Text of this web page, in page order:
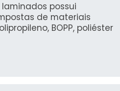
possui
de materiais
BOPP, poliéster